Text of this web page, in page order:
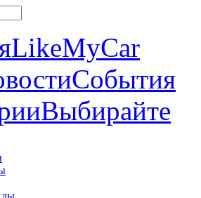
LikeMyCar
События
Выбирайте